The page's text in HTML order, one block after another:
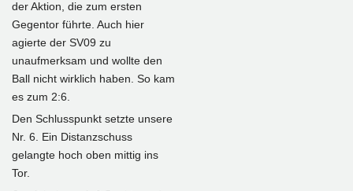
der Aktion, die zum ersten
Gegentor führte. Auch hier
agierte der SV09 zu
unaufmerksam und wollte den
Ball nicht wirklich haben. So kam
es zum 2:6.
Den Schlusspunkt setzte unsere
Nr. 6. Ein Distanzschuss
gelangte hoch oben mittig ins
Tor.